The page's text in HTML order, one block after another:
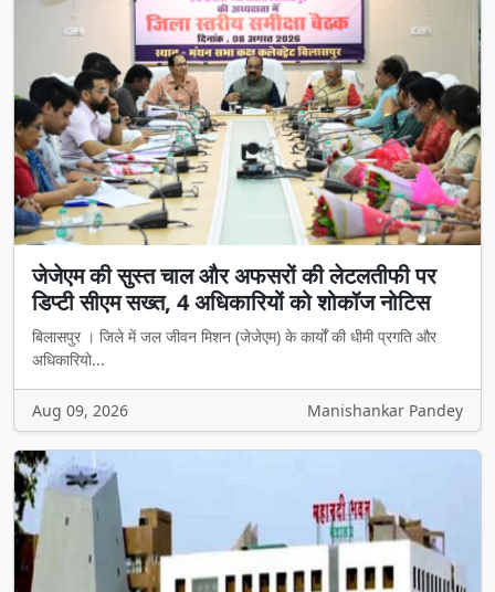
जेजेएम की सुस्त चाल और अफसरों की लेटलतीफी पर
डिप्टी सीएम सख्त, 4 अधिकारियों को शोकॉज नोटिस
बिलासपुर । जिले में जल जीवन मिशन (जेजेएम) के कार्यों की धीमी प्रगति और
अधिकारियो...
Aug 09, 2026 Manishankar Pandey